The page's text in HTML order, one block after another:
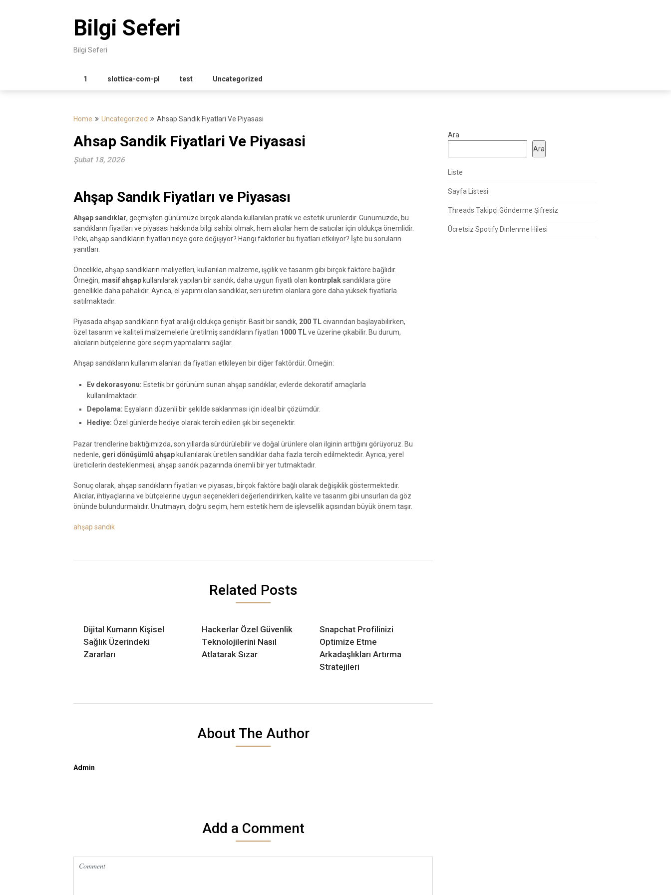
Bilgi Seferi
Bilgi Seferi
1 slottica-com-pl test Uncategorized
Home Uncategorized Ahsap Sandik Fiyatlari Ve Piyasasi
Ahsap Sandik Fiyatlari Ve Piyasasi
Şubat 18, 2026
Ahşap Sandık Fiyatları ve Piyasası
Ahşap sandıklar, geçmişten günümüze birçok alanda kullanılan pratik ve estetik ürünlerdir. Günümüzde, bu
sandıkların fiyatları ve piyasası hakkında bilgi sahibi olmak, hem alıcılar hem de satıcılar için oldukça önemlidir.
Peki, ahşap sandıkların fiyatları neye göre değişiyor? Hangi faktörler bu fiyatları etkiliyor? İşte bu soruların
yanıtları.
Öncelikle, ahşap sandıkların maliyetleri, kullanılan malzeme, işçilik ve tasarım gibi birçok faktöre bağlıdır.
Örneğin, masif ahşap kullanılarak yapılan bir sandık, daha uygun fiyatlı olan kontrplaksandıklara göre
genellikle daha pahalıdır. Ayrıca, el yapımı olan sandıklar, seri üretim olanlara göre daha yüksek fiyatlarla
satılmaktadır.
Piyasada ahşap sandıkların fiyat aralığı oldukça geniştir. Basit bir sandık, 200 TLcivarından başlayabilirken,
özel tasarım ve kaliteli malzemelerle üretilmiş sandıkların fiyatları 1000 TLve üzerine çıkabilir. Bu durum,
alıcıların bütçelerine göre seçim yapmalarını sağlar.
Ahşap sandıkların kullanım alanları da fiyatları etkileyen bir diğer faktördür. Örneğin:
Ev dekorasyonu: Estetik bir görünüm sunan ahşap sandıklar, evlerde dekoratif amaçlarla
kullanılmaktadır.
Depolama: Eşyaların düzenli bir şekilde saklanması için ideal bir çözümdür.
Hediye: Özel günlerde hediye olarak tercih edilen şık bir seçenektir.
Pazar trendlerine baktığımızda, son yıllarda sürdürülebilir ve doğal ürünlere olan ilginin arttığını görüyoruz. Bu
nedenle, geri dönüşümlü ahşap kullanılarak üretilen sandıklar daha fazla tercih edilmektedir. Ayrıca, yerel
üreticilerin desteklenmesi, ahşap sandık pazarında önemli bir yer tutmaktadır.
Sonuç olarak, ahşap sandıkların fiyatları ve piyasası, birçok faktöre bağlı olarak değişiklik göstermektedir.
Alıcılar, ihtiyaçlarına ve bütçelerine uygun seçenekleri değerlendirirken, kalite ve tasarım gibi unsurları da göz
önünde bulundurmalıdır. Unutmayın, doğru seçim, hem estetik hem de işlevsellik açısından büyük önem taşır.
ahşap sandık
Related Posts
Dijital Kumarın Kişisel
Sağlık Üzerindeki
Zararları
Hackerlar Özel Güvenlik
Teknolojilerini Nasıl
Atlatarak Sızar
Snapchat Profilinizi
Optimize Etme
Arkadaşlıkları Artırma
Stratejileri
About The Author
Admin
Add a Comment
Ara
Ara
Liste
Sayfa Listesi
Threads Takipçi Gönderme Şifresiz
Ücretsiz Spotify Dinlenme Hilesi